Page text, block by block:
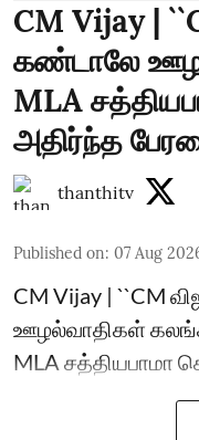
CM Vijay |
கண்டாலே
MLA
அதிர்ந்த
thanthitv
Published on: 07 Aug
CM Vijay | ``CM
ஊழல்வாதிகள்
MLA சத்தியபாமா